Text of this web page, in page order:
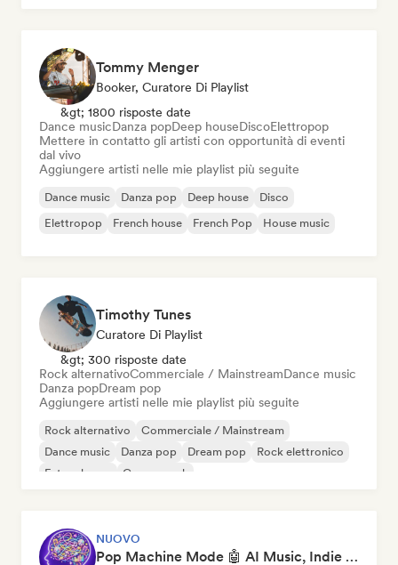
Tommy Menger
Booker, Curatore Di Playlist
&gt; 1800 risposte date
Dance musicDanza popDeep houseDiscoElettropop
Mettere in contatto gli artisti con opportunità di eventi
dal vivo
Aggiungere artisti nelle mie playlist più seguite
Dance music Danza pop Deep house
Disco
Elettropop
French house French Pop House music
Timothy Tunes
Curatore Di Playlist
&gt; 300 risposte date
Rock alternativoCommerciale / MainstreamDance music
Danza popDream pop
Aggiungere artisti nelle mie playlist più seguite
Rock alternativo
Commerciale / Mainstream
Dance music
Danza pop Dream pop
Rock elettronico
Future house
Garage rock
NUOVO
Pop Machine Mode 🤖 AI Music, Indie Pop & Dream Pop